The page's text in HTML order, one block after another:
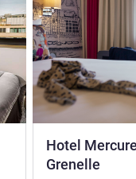
Hotel
Grenelle